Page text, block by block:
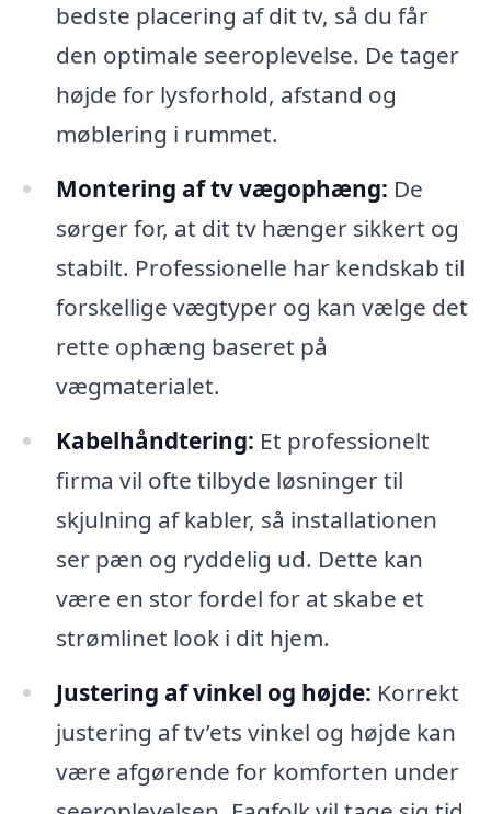
bedste placering af dit tv, så du får
den optimale seeroplevelse. De tager
højde for lysforhold, afstand og
møblering i rummet.
Montering af tv vægophæng: De
sørger for, at dit tv hænger sikkert og
stabilt. Professionelle har kendskab til
forskellige vægtyper og kan vælge det
rette ophæng baseret på
vægmaterialet.
Kabelhåndtering: Et professionelt
firma vil ofte tilbyde løsninger til
skjulning af kabler, så installationen
ser pæn og ryddelig ud. Dette kan
være en stor fordel for at skabe et
strømlinet look i dit hjem.
Justering af vinkel og højde: Korrekt
justering af tv’ets vinkel og højde kan
være afgørende for komforten under